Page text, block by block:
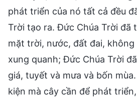
phát triển của nó tất cả đều
Trời tạo ra. Đức Chúa Trời đã
mặt trời, nước, đất đai,
xung quanh; Đức Chúa Trời
giá, tuyết và mưa và bốn
kiện mà cây cần để phát